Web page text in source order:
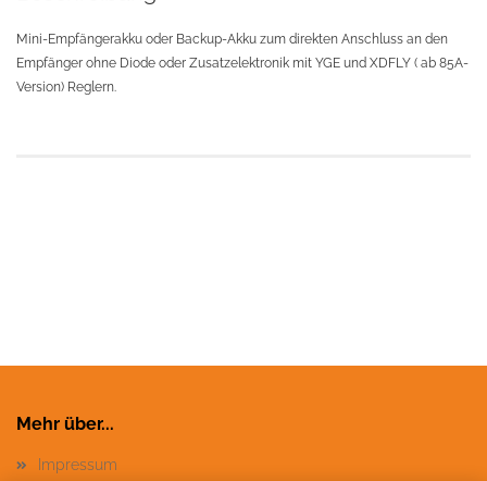
Mini-Empfängerakku oder Backup-Akku zum direkten Anschluss an den
Empfänger ohne Diode oder Zusatzelektronik mit YGE und XDFLY ( ab 85A-
Version) Reglern.
Mehr über...
Impressum